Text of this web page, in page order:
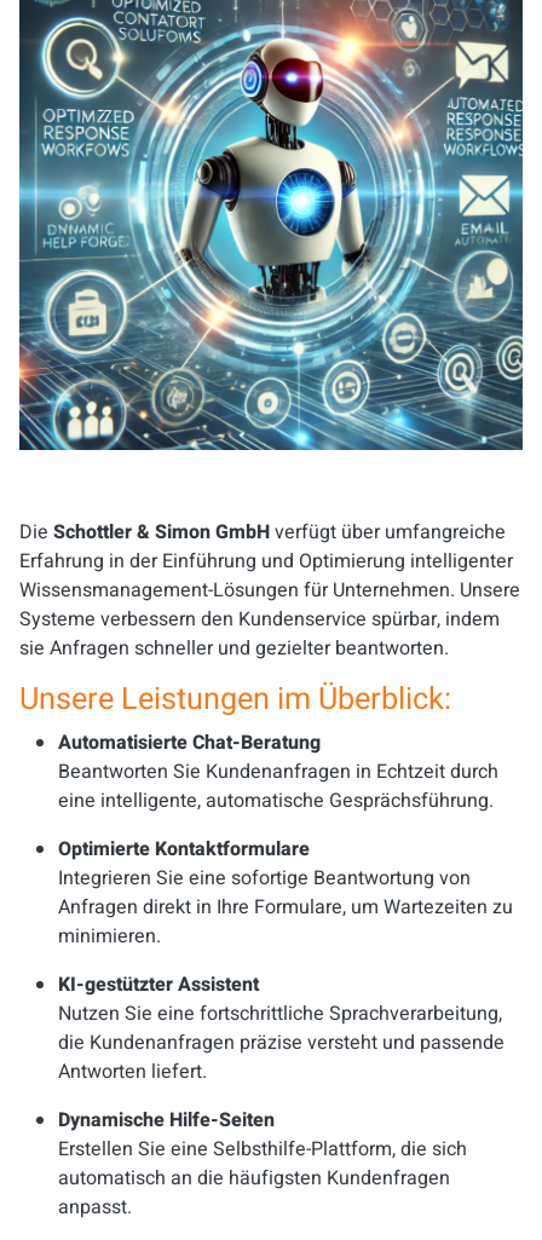
Die Schottler & Simon GmbHverfügt über umfangreiche
Erfahrung in der Einführung und Optimierung intelligenter
Wissensmanagement-Lösungen für Unternehmen. Unsere
Systeme verbessern den Kundenservice spürbar, indem
sie Anfragen schneller und gezielter beantworten.
Unsere Leistungen im Überblick:
Automatisierte Chat-Beratung
Beantworten Sie Kundenanfragen in Echtzeit durch
eine intelligente, automatische Gesprächsführung.
Optimierte Kontaktformulare
Integrieren Sie eine sofortige Beantwortung von
Anfragen direkt in Ihre Formulare, um Wartezeiten zu
minimieren.
KI-gestützter Assistent
Nutzen Sie eine fortschrittliche Sprachverarbeitung,
die Kundenanfragen präzise versteht und passende
Antworten liefert.
Dynamische Hilfe-Seiten
Erstellen Sie eine Selbsthilfe-Plattform, die sich
automatisch an die häufigsten Kundenfragen
anpasst.